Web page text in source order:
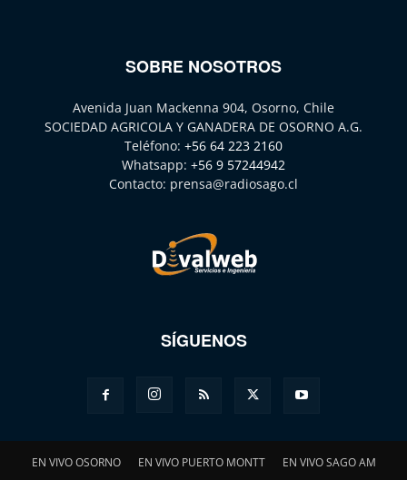
SOBRE NOSOTROS
Avenida Juan Mackenna 904, Osorno, Chile
SOCIEDAD AGRICOLA Y GANADERA DE OSORNO A.G.
Teléfono: +56 64 223 2160
Whatsapp: +56 9 57244942
Contacto: prensa@radiosago.cl
SÍGUENOS
EN VIVO OSORNO EN VIVO PUERTO MONTT EN VIVO SAGO AM